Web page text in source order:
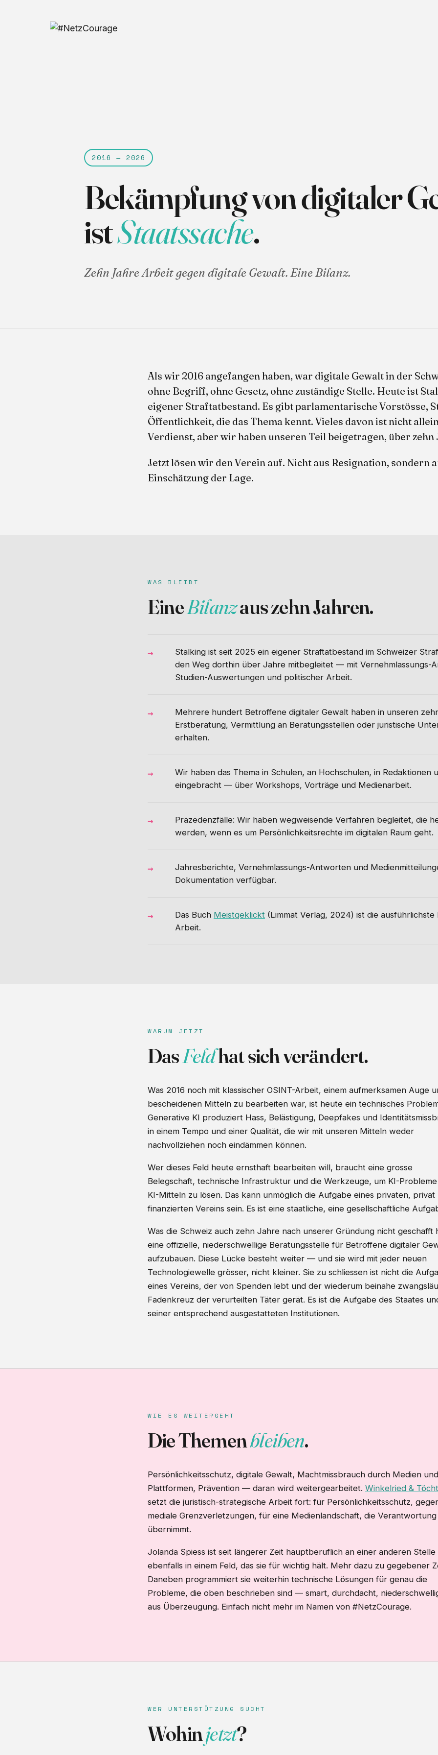
2016 — 2026
Bekämpfung von digitaler
istStaatssache.
Zehn Jahre Arbeit gegen digitale Gewalt. Eine Bilanz.
Als wir 2016 angefangen haben, war digitale Gewalt in der
ohne Begriff, ohne Gesetz, ohne zuständige Stelle. Heute ist
eigener Straftatbestand. Es gibt parlamentarische Vorstösse,
Öffentlichkeit, die das Thema kennt. Vieles davon ist nicht
Verdienst, aber wir haben unseren Teil beigetragen, über zehn
Jetzt lösen wir den Verein auf. Nicht aus Resignation, sondern
Einschätzung der Lage.
WAS BLEIBT
EineBilanzaus zehn Jahren.
Stalking ist seit 2025 ein eigener Straftatbestand im Schweizer
den Weg dorthin über Jahre mitbegleitet — mit Vernehmlassungs-
Studien-Auswertungen und politischer Arbeit.
Mehrere hundert Betroffene digitaler Gewalt haben in unseren
Erstberatung, Vermittlung an Beratungsstellen oder juristische
erhalten.
Wir haben das Thema in Schulen, an Hochschulen, in Redaktionen
eingebracht — über Workshops, Vorträge und Medienarbeit.
Präzedenzfälle: Wir haben wegweisende Verfahren begleitet, die
werden, wenn es um Persönlichkeitsrechte im digitalen Raum geht.
Jahresberichte, Vernehmlassungs-Antworten und
Dokumentation verfügbar.
Das Buch Meistgeklickt (Limmat Verlag, 2024) ist die ausführlichste
Arbeit.
WARUM JETZT
DasFeldhat sich verändert.
Was 2016 noch mit klassischer OSINT-Arbeit, einem aufmerksamen Auge
bescheidenen Mitteln zu bearbeiten war, ist heute ein technisches
Generative KI produziert Hass, Belästigung, Deepfakes und
in einem Tempo und einer Qualität, die wir mit unseren Mitteln weder
nachvollziehen noch eindämmen können.
Wer dieses Feld heute ernsthaft bearbeiten will, braucht eine grosse
Belegschaft, technische Infrastruktur und die Werkzeuge, um KI-
KI-Mitteln zu lösen. Das kann unmöglich die Aufgabe eines privaten, privat
finanzierten Vereins sein. Es ist eine staatliche, eine gesellschaftliche
Was die Schweiz auch zehn Jahre nach unserer Gründung nicht geschafft
eine offizielle, niederschwellige Beratungsstelle für Betroffene digitaler
aufzubauen. Diese Lücke besteht weiter — und sie wird mit jeder neuen
Technologiewelle grösser, nicht kleiner. Sie zu schliessen ist nicht die
eines Vereins, der von Spenden lebt und der wiederum beinahe
Fadenkreuz der verurteilten Täter gerät. Es ist die Aufgabe des Staates
seiner entsprechend ausgestatteten Institutionen.
WIE ES WEITERGEHT
Die Themenbleiben.
Persönlichkeitsschutz, digitale Gewalt, Machtmissbrauch durch Medien und
Plattformen, Prävention — daran wird weitergearbeitet. Winkelried &
setzt die juristisch-strategische Arbeit fort: für Persönlichkeitsschutz,
mediale Grenzverletzungen, für eine Medienlandschaft, die Verantwortung
übernimmt.
Jolanda Spiess ist seit längerer Zeit hauptberuflich an einer anderen Stelle
ebenfalls in einem Feld, das sie für wichtig hält. Mehr dazu zu gegebener
Daneben programmiert sie weiterhin technische Lösungen für genau die
Probleme, die oben beschrieben sind — smart, durchdacht,
aus Überzeugung. Einfach nicht mehr im Namen von #NetzCourage.
WER UNTERSTÜTZUNG SUCHT
Wohinjetzt?